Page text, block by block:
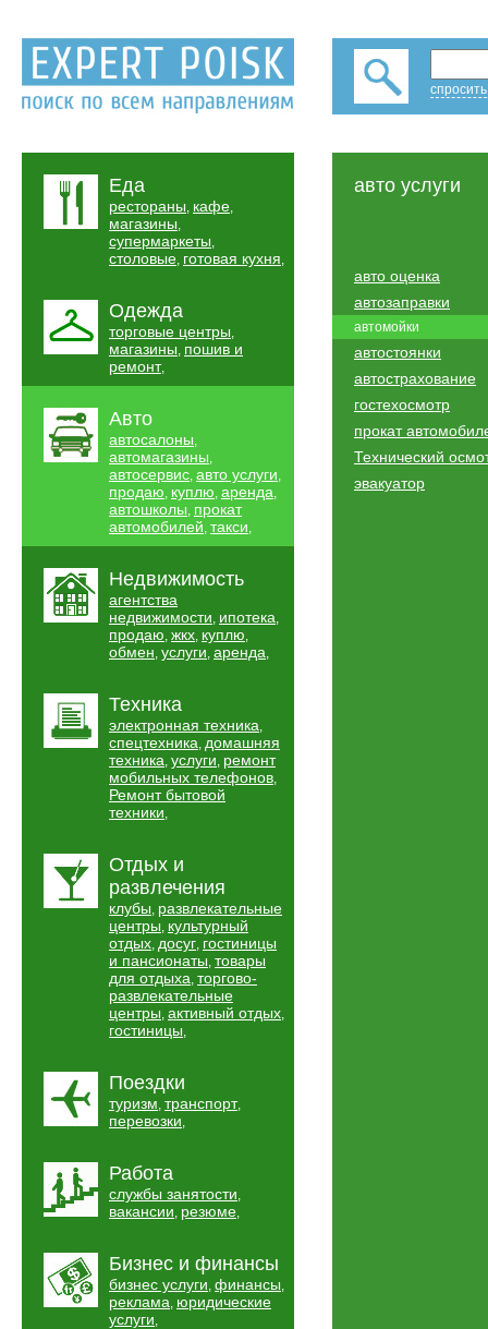
Еда
рестораны, кафе,
магазины,
супермаркеты,
столовые, готовая кухня,
Одежда
торговые центры,
магазины, пошив и
ремонт,
Авто
автосалоны,
автомагазины,
автосервис, авто услуги,
продаю, куплю, аренда,
автошколы, прокат
автомобилей, такси,
Недвижимость
агентства
недвижимости, ипотека,
продаю, жкх, куплю,
обмен, услуги, аренда,
Техника
электронная техника,
спецтехника, домашняя
техника, услуги, ремонт
мобильных телефонов,
Ремонт бытовой
техники,
Отдых и
развлечения
клубы, развлекательные
центры, культурный
отдых, досуг, гостиницы
и пансионаты, товары
для отдыха, торгово-
развлекательные
центры, активный отдых,
гостиницы,
Поездки
туризм, транспорт,
перевозки,
Работа
службы занятости,
вакансии, резюме,
Бизнес и финансы
бизнес услуги, финансы,
реклама, юридические
услуги,
авто услуги
авто оценка
автозаправки
автомойки
автостоянки
автострахование
гостехосмотр
прокат
Технический
эвакуатор